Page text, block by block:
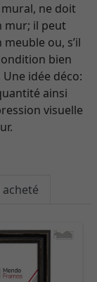
ne doit
mur; il peut
ou, s’il
bien
Une idée déco:
ainsi
visuelle